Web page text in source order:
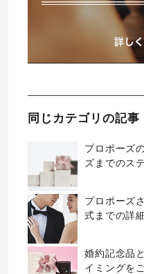
同じカテゴリの記事
プロポーズ
ズまでのス
プロポーズ
式までの詳
婚約記念品
イミングを